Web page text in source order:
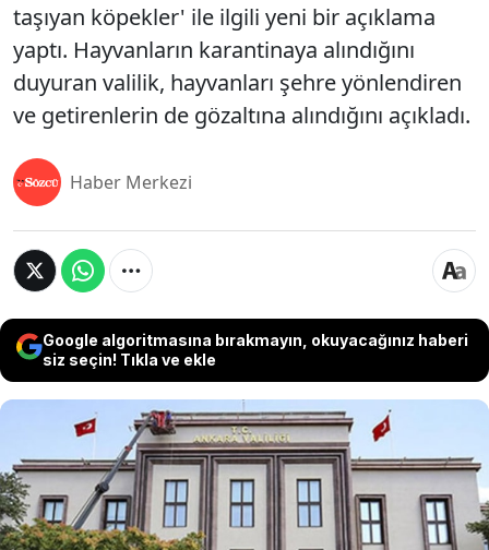
taşıyan köpekler' ile ilgili yeni bir açıklama
yaptı. Hayvanların karantinaya alındığını
duyuran valilik, hayvanları şehre yönlendiren
ve getirenlerin de gözaltına alındığını açıkladı.
Haber Merkezi
Google algoritmasına bırakmayın, okuyacağınız haberi
siz seçin! Tıkla ve ekle
Ankara Valiliği, kente getirilen 'hastalık taşıyan
köpekler' ile ilgili yeni bir açıklama yaptı.
Hayvanların karantinaya alındığını duyuran